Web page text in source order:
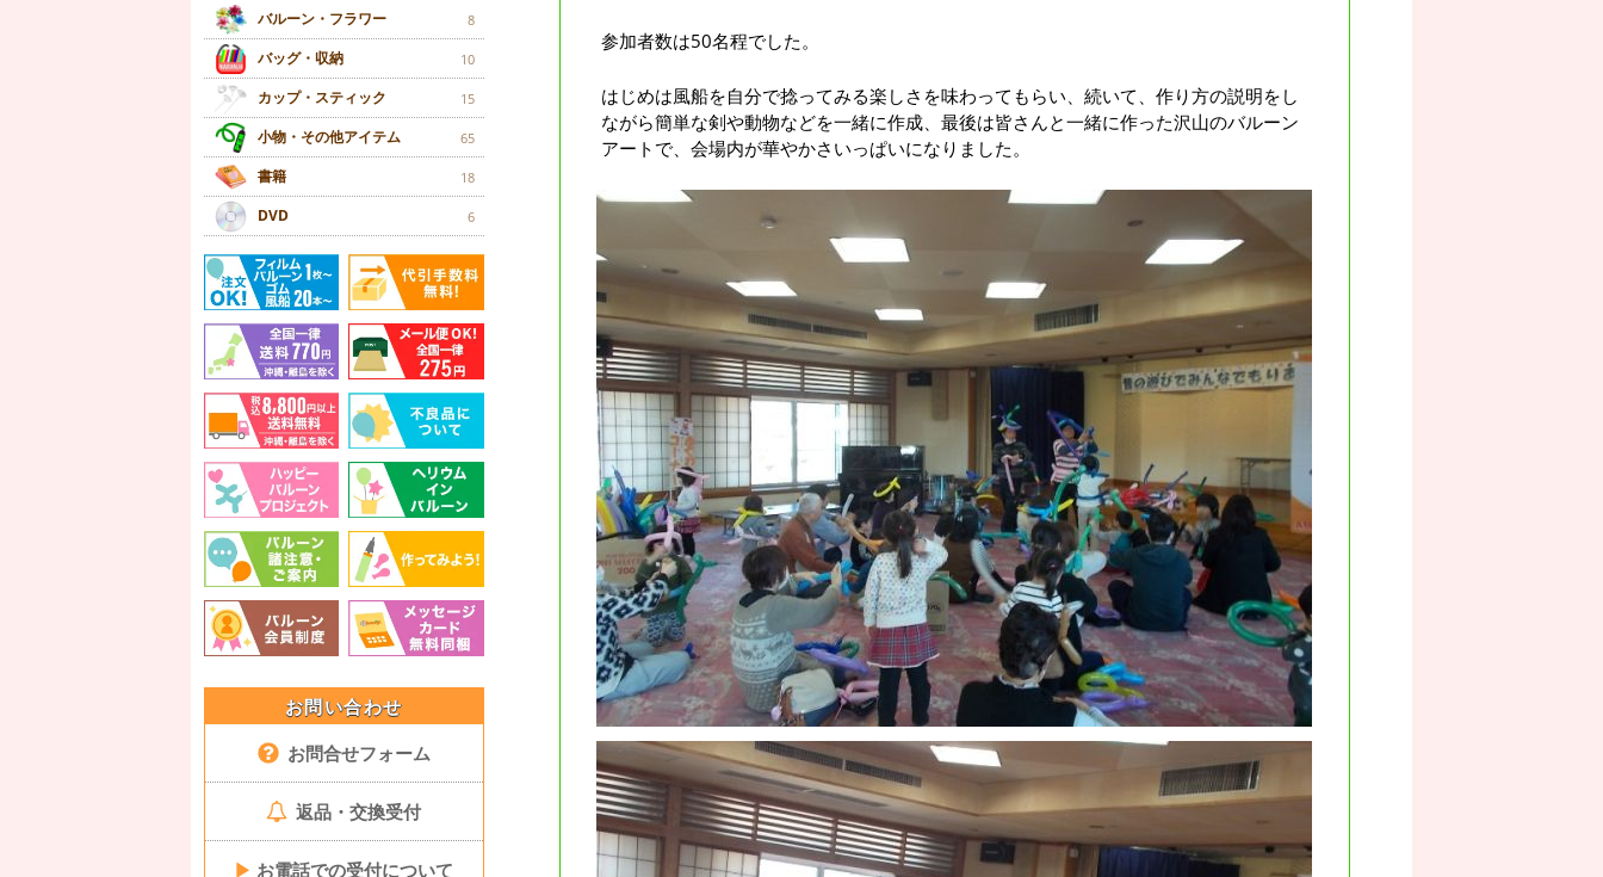
バルーン・フラワー 8
バッグ・収納 10
カップ・スティック 15
小物・その他アイテム 65
書籍 18
DVD 6
お問い合わせ
お問合せフォーム
返品・交換受付
▶ お電話での受付について
参加者数は50名程でした。
はじめは風船を自分で捻ってみる楽しさを味わってもらい、続いて、作り方の説明をし
ながら簡単な剣や動物などを一緒に作成、最後は皆さんと一緒に作った沢山のバルーン
アートで、会場内が華やかさいっぱいになりました。